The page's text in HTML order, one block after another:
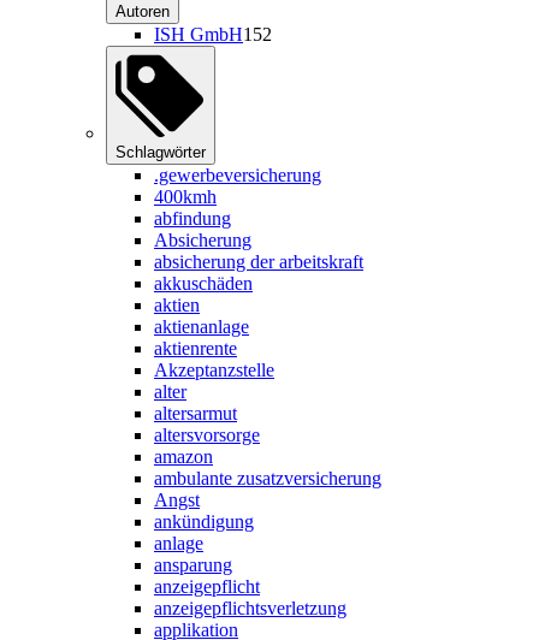
Autoren
ISH GmbH152
Schlagwörter
.gewerbeversicherung
400kmh
abfindung
Absicherung
absicherung der arbeitskraft
akkuschäden
aktien
aktienanlage
aktienrente
Akzeptanzstelle
alter
altersarmut
altersvorsorge
amazon
ambulante zusatzversicherung
Angst
ankündigung
anlage
ansparung
anzeigepflicht
anzeigepflichtsverletzung
applikation